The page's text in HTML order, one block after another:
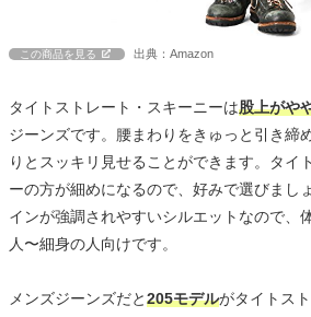
この商品を見る 出典：Amazon
タイトストレート・スキーニーは股上がや
ジーンズです。腰まわりをきゅっと引き締
りとスッキリ見せることができます。タイ
ーの方が細めになるので、好みで選びまし
インが強調されやすいシルエットなので、
人〜細身の人向けです。
メンズジーンズだと205モデルがタイトスト